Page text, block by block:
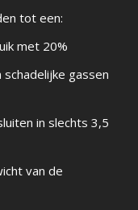
tot een:
met 20%
gassen
in slechts 3,5
van de